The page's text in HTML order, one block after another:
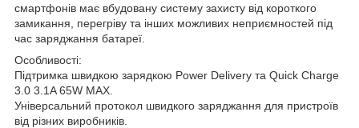
смартфонів має вбудовану систему захисту від короткого
замикання, перегріву та інших можливих неприємностей під
час заряджання батареї.
Особливості:
Підтримка швидкою зарядкою Power Delivery та Quick Charge
3.0 3.1A 65W MAX.
Універсальний протокол швидкого заряджання для пристроїв
від різних виробників.